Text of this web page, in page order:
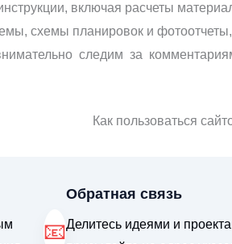
включая расчеты
схемы планировок и
следим за
Как пользоваться
📧
Обратная связь
Делитесь идеями и